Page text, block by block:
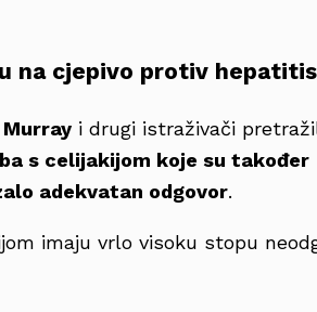
na cjepivo protiv
i drugi istraživači
s celijakijom koje su također
adekvatan odgovor.
imaju vrlo visoku stopu